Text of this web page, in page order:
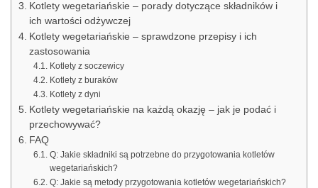
Kotlety wegetariańskie – porady dotyczące składników i
ich wartości odżywczej
Kotlety wegetariańskie – sprawdzone przepisy i ich
zastosowania
Kotlety z soczewicy
Kotlety z buraków
Kotlety z dyni
Kotlety wegetariańskie na każdą okazję – jak je podać i
przechowywać?
FAQ
Q: Jakie składniki są potrzebne do przygotowania kotletów
wegetariańskich?
Q: Jakie są metody przygotowania kotletów wegetariańskich?